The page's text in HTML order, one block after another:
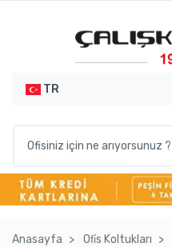
TR
Anasayfa Ofi̇s Koltukları